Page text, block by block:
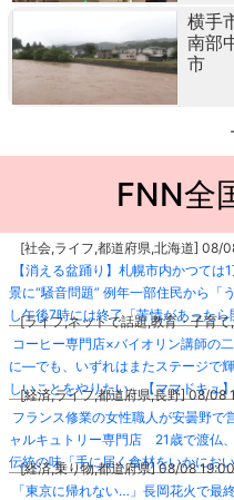
横手
南部
市
FNN全
[社会,ライフ,都道府県,北海道] 08/
【消える盆踊り】札幌市内かつて
景に“騒音問題” 例年一部住民から「
し午後7時には終了「苦情があった
[ライフ,ネットで話題,教育・子育
コーヒー専門店×バイオリン講師の
に―でも、いずれはまたステージで
しいことをやりたい」【ママドキュ】
[経済,ライフ,都道府県,長野] 08/08
フランス修業の女性職人が安曇野
ャルキュトリー専門店 21歳で渡仏
伝統の味「手に届く食材をいかにお
[経済,乗り物,都道府県] 08/08 19:00
「東京に帰れない…」長岡花火で最